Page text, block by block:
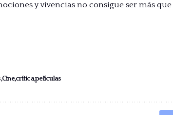
y vivencias no consigue ser más
Cinecríticapelículas